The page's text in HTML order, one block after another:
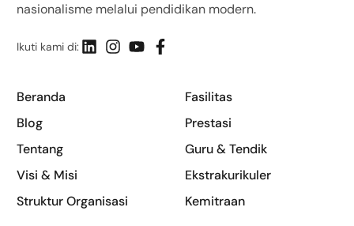
nasionalisme melalui pendidikan modern.
Ikuti kami di:
Beranda
Blog
Tentang
Visi & Misi
Struktur Organisasi
Fasilitas
Prestasi
Guru & Tendik
Ekstrakurikuler
Kemitraan